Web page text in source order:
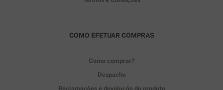
COMO EFETUAR COMPRAS
Como comprar?
Despacho
Reclamações e devolução do produto